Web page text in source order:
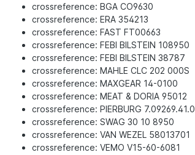
crossreference: BGA CO9630
crossreference: ERA 354213
crossreference: FAST FT00663
crossreference: FEBI BILSTEIN 108950
crossreference: FEBI BILSTEIN 38787
crossreference: MAHLE CLC 202 000S
crossreference: MAXGEAR 14-0100
crossreference: MEAT & DORIA 95012
crossreference: PIERBURG 7.09269.41.0
crossreference: SWAG 30 10 8950
crossreference: VAN WEZEL 58013701
crossreference: VEMO V15-60-6081